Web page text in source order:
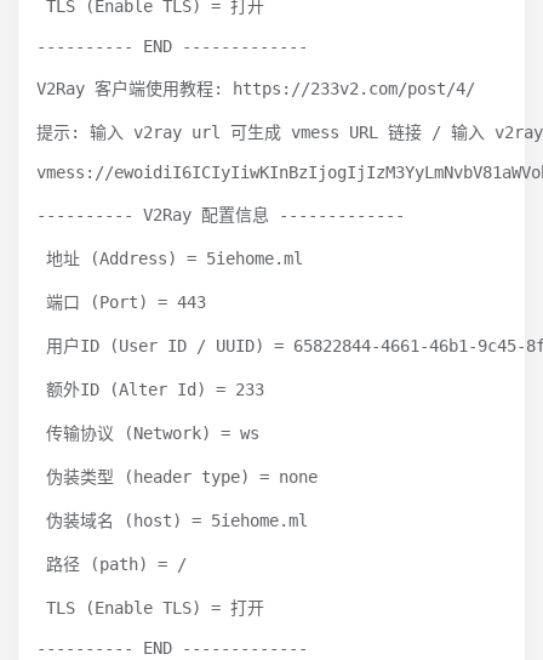
TLS (Enable TLS) = 打开
---------- END -------------
V2Ray 客户端使用教程: https://233v2.com/post/4/
提示: 输入 v2ray url 可生成 vmess URL 链接 / 输入 v2ray
vmess://
---------- V2Ray 配置信息 -------------
地址 (Address) = 5iehome.ml
端口 (Port) = 443
用户ID (User ID / UUID) = 65822844-4661-46b1-9c45-
额外ID (Alter Id) = 233
传输协议 (Network) = ws
伪装类型 (header type) = none
伪装域名 (host) = 5iehome.ml
路径 (path) = /
TLS (Enable TLS) = 打开
---------- END -------------